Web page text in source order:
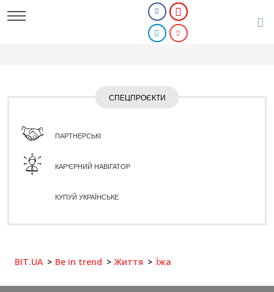
СПЕЦПРОЄКТИ
ПАРТНЕРСЬКІ
КАР'ЄРНИЙ НАВІГАТОР
КУПУЙ УКРАЇНСЬКЕ
BIT.UA Be in trend Життя Їжа